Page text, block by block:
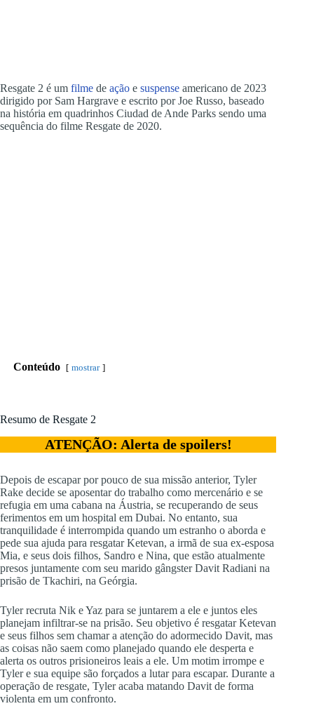
Resgate 2 é um filme de ação e suspense americano de 2023
dirigido por Sam Hargrave e escrito por Joe Russo, baseado
na história em quadrinhos Ciudad de Ande Parks sendo uma
sequência do filme Resgate de 2020.
Conteúdo mostrar
Resumo de Resgate 2
ATENÇÃO: Alerta de spoilers!
Depois de escapar por pouco de sua missão anterior, Tyler
Rake decide se aposentar do trabalho como mercenário e se
refugia em uma cabana na Áustria, se recuperando de seus
ferimentos em um hospital em Dubai. No entanto, sua
tranquilidade é interrompida quando um estranho o aborda e
pede sua ajuda para resgatar Ketevan, a irmã de sua ex-esposa
Mia, e seus dois filhos, Sandro e Nina, que estão atualmente
presos juntamente com seu marido gângster Davit Radiani na
prisão de Tkachiri, na Geórgia.
Tyler recruta Nik e Yaz para se juntarem a ele e juntos eles
planejam infiltrar-se na prisão. Seu objetivo é resgatar Ketevan
e seus filhos sem chamar a atenção do adormecido Davit, mas
as coisas não saem como planejado quando ele desperta e
alerta os outros prisioneiros leais a ele. Um motim irrompe e
Tyler e sua equipe são forçados a lutar para escapar. Durante a
operação de resgate, Tyler acaba matando Davit de forma
violenta em um confronto.